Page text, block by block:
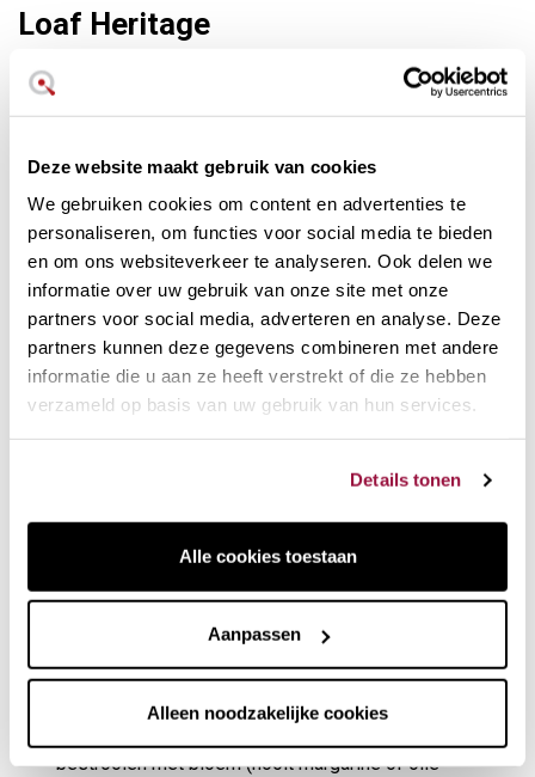
Deze website maakt gebruik van cookies
We gebruiken cookies om content en advertenties te
personaliseren, om functies voor social media te bieden
en om ons websiteverkeer te analyseren. Ook delen we
informatie over uw gebruik van onze site met onze
partners voor social media, adverteren en analyse. Deze
partners kunnen deze gegevens combineren met andere
informatie die u aan ze heeft verstrekt of die ze hebben
verzameld op basis van uw gebruik van hun services.
Details tonen
Alle cookies toestaan
Aanpassen
Alleen noodzakelijke cookies
Loaf Heritage
Voor het eerste gebruik en na het volgende gebruik
nog resten in de spleet achterblijven, verwijdert u
deze dan met een borstel.
bestrooien met bloem (nooit margarine of olie